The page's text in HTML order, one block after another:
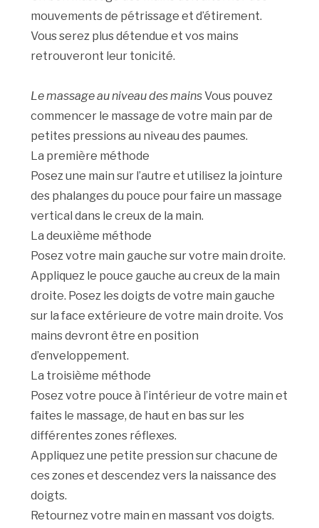
mouvements de pétrissage et d’étirement.
Vous serez plus détendue et vos mains
retrouveront leur tonicité.
Le massage au niveau des mainsVous pouvez
commencer le massage de votre main par de
petites pressions au niveau des paumes.
La première méthode
Posez une main sur l’autre et utilisez la jointure
des phalanges du pouce pour faire un massage
vertical dans le creux de la main.
La deuxième méthode
Posez votre main gauche sur votre main droite.
Appliquez le pouce gauche au creux de la main
droite. Posez les doigts de votre main gauche
sur la face extérieure de votre main droite. Vos
mains devront être en position
d’enveloppement.
La troisième méthode
Posez votre pouce à l’intérieur de votre main et
faites le massage, de haut en bas sur les
différentes zones réflexes.
Appliquez une petite pression sur chacune de
ces zones et descendez vers la naissance des
doigts.
Retournez votre main en massant vos doigts.